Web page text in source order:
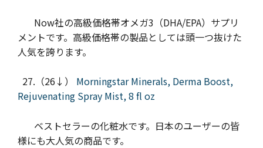
Now社の高級価格帯オメガ3（DHA/EPA）サプリ
メントです。高級価格帯の製品としては頭一つ抜けた
人気を誇ります。
27.（26↓） Morningstar Minerals, Derma Boost,
Rejuvenating Spray Mist, 8 fl oz
ベストセラーの化粧水です。日本のユーザーの皆
様にも大人気の商品です。